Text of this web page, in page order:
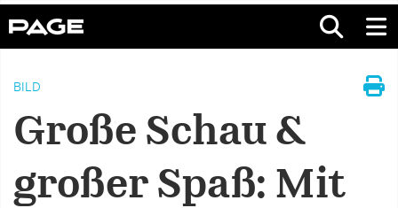
BILD
Große Schau &
großer Spaß: Mit